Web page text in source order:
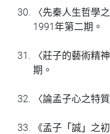
〈先秦人生哲學
1991年第二期。
〈莊子的藝術精
期。
〈論孟子心之特
《孟子 「誠 」 之